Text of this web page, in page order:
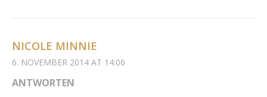
NICOLE MINNIE
6. NOVEMBER 2014 AT 14:06
ANTWORTEN